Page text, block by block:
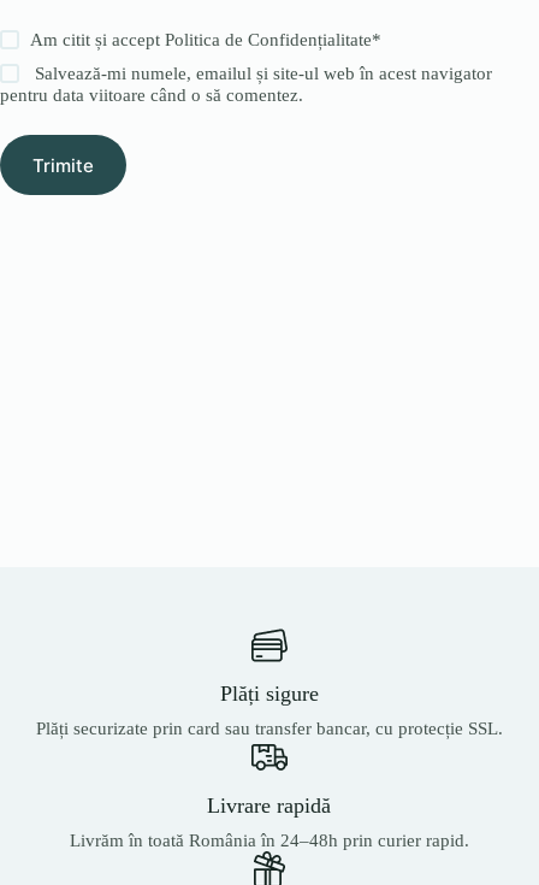
Am citit și acceptPolitica de Confidențialitate*
Salvează-mi numele, emailul și site-ul web în acest navigator
pentru data viitoare când o să comentez.
Trimite
Plăți sigure
Plăți securizate prin card sau transfer bancar, cu protecție SSL.
Livrare rapidă
Livrăm în toată România în 24–48h prin curier rapid.